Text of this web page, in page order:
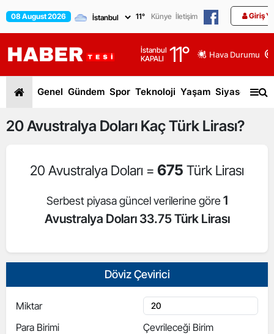
08 August 2026 11° Künye İletişim Giriş
İstanbul
KAPALI
11° Hava Durumu
Genel Gündem Spor Teknoloji Yaşam Siyaset
20Avustralya Doları Kaç Türk Lirası?
20 Avustralya Doları = 675 Türk Lirası
Serbest piyasa güncel verilerine göre 1
Avustralya Doları 33.75 Türk Lirası
Döviz Çevirici
Miktar
Para Birimi
Çevrileceği Birim